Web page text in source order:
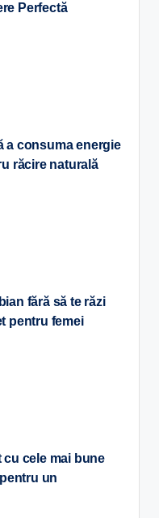
Perfectă
a consuma energie
răcire naturală
fără să te răzi
pentru femei
cele mai bune
un